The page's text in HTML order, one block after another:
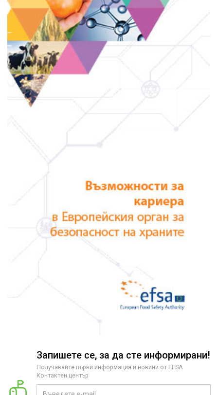
Запишете се, за да сте информирани!
Получавайте първи информация и новини от EFSA
Контактен център